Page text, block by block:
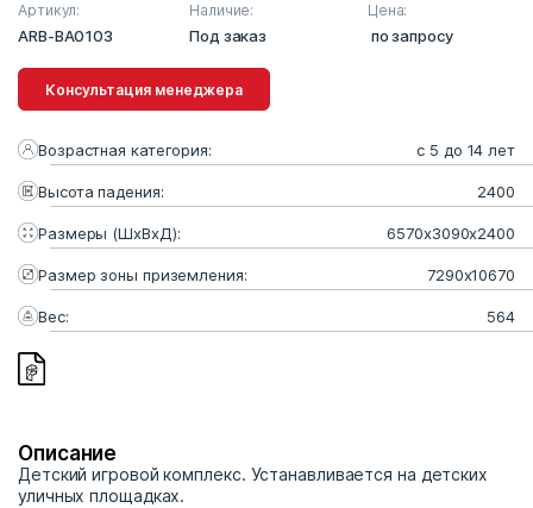
Артикул:
ARB-BA0103
Наличие:
Под заказ
Цена:
по запросу
Консультация менеджера
Возрастная категория: с 5 до 14 лет
Высота падения: 2400
Размеры (ШхВхД): 6570x3090x2400
Размер зоны приземления: 7290х10670
Вес: 564
Описание
Детский игровой комплекс. Устанавливается на детских
уличных площадках.